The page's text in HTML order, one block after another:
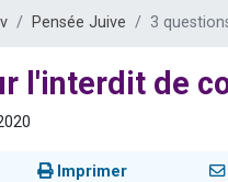
Pensée Juive 3
l'interdit de
Imprimer